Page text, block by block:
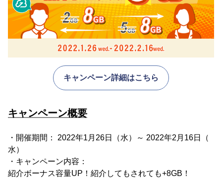
キャンペーン詳細はこちら
キャンペーン概要
・開催期間： 2022年1月26日（水）～ 2022年2月16日（
水）
・キャンペーン内容：
紹介ボーナス容量UP！紹介してもされても+8GB！